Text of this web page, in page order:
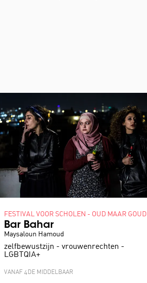
Bar Bahar
Maysaloun Hamoud
FESTIVAL VOOR SCHOLEN - OUD MAAR GOUD
zelfbewustzijn - vrouwenrechten -
LGBTQIA+
VANAF 4DE MIDDELBAAR